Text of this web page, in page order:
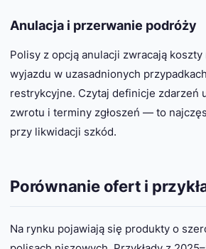
Anulacja i przerwanie podróży
Polisy z opcją anulacji zwracają
wyjazdu w uzasadnionych
restrykcyjne. Czytaj definicje zdarzeń
zwrotu i terminy zgłoszeń — to
przy likwidacji szkód.
Porównanie ofert i
Na rynku pojawiają się produkty o